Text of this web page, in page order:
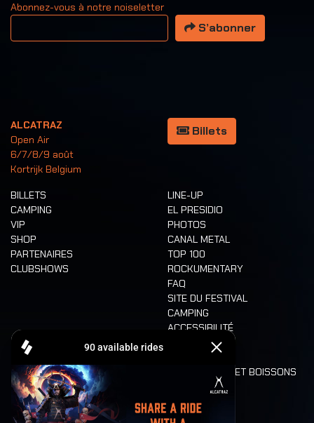
Abonnez-vous à notre noiseletter
Votre adresse email
S’abonner
ALCATRAZ
Open Air
6/7/8/9 août
Kortrijk Belgium
Billets
BILLETS
CAMPING
VIP
SHOP
PARTENAIRES
CLUBSHOWS
LINE-UP
EL PRESIDIO
PHOTOS
CANAL METAL
TOP 100
ROCKUMENTARY
FAQ
SITE DU FESTIVAL
CAMPING
ACCESSIBILITÉ
CASHLESS
ALIMENTATION ET BOISSONS
LONE WOLVES
PLAN